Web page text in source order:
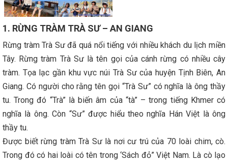
1. RỪNG TRÀM TRÀ SƯ – AN GIANG
Rừng tràm Trà Sư đã quá nổi tiếng với nhiều khách du lịch miền
Tây. Rừng tràm Trà Sư là tên gọi của cánh rừng có nhiều cây
tràm. Tọa lạc gần khu vực núi Trà Sư của huyện Tịnh Biên, An
Giang. Có người cho rằng tên gọi “Trà Sư” có nghĩa là ông thầy
tu. Trong đó “Trà” là biến âm của “tà” – trong tiếng Khmer có
nghĩa là ông. Còn “Sư” được hiểu theo nghĩa Hán Việt là ông
thầy tu.
Được biết rừng tràm Trà Sư là nơi cư trú của 70 loài chim, cò.
Trong đó có hai loài có tên trong ‘Sách đỏ” Việt Nam. Là cò lạo